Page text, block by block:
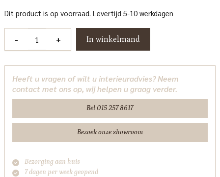
Dit product is op voorraad. Levertijd 5-10 werkdagen
-
small
Richmond
Interiors
+ In winkelmand
Heeft u vragen of wilt u interieuradvies? Neem
contact met ons op, wij helpen u graag verder.
Bel 015 257 8617
Bezoek onze showroom
Bezorging aan huis
7 dagen per week geopend